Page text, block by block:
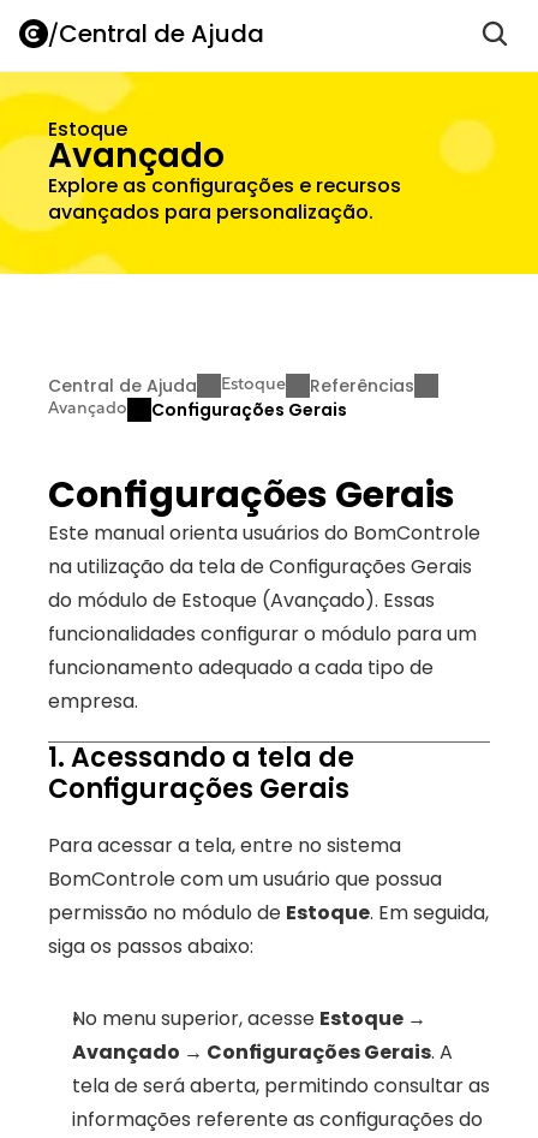
/Central de Ajuda
Estoque
Avançado
Explore as configurações e recursos
avançados para personalização.
Central de Ajuda Estoque Referências
Avançado Configurações Gerais
Configurações Gerais
Este manual orienta usuários do BomControle
na utilização da tela de Configurações Gerais
do módulo de Estoque (Avançado). Essas
funcionalidades configurar o módulo para um
funcionamento adequado a cada tipo de
empresa.
1. Acessando a tela de
Configurações Gerais
Para acessar a tela, entre no sistema
BomControle com um usuário que possua
permissão no módulo de Estoque. Em seguida,
siga os passos abaixo:
No menu superior, acesse Estoque →
Avançado → Configurações Gerais. A
tela de será aberta, permitindo consultar as
informações referente as configurações do